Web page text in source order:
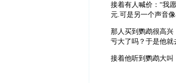
接着有人喊价：“我
元.可是另一个声音
那人买到鹦鹉很高
亏大了吗？于是他就
接着他听到鹦鹉大叫